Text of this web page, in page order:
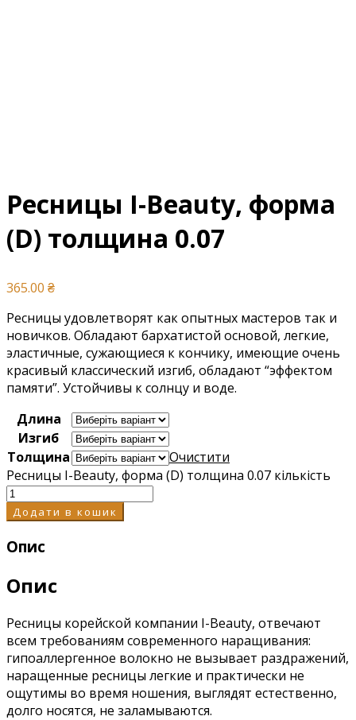
Ресницы I-Beauty, форма
(D) толщина 0.07
365.00 ₴
Ресницы удовлетворят как опытных мастеров так и
новичков. Обладают бархатистой основой, легкие,
эластичные, сужающиеся к кончику, имеющие очень
красивый классический изгиб, обладают “эффектом
памяти”. Устойчивы к солнцу и воде.
Длина
Изгиб
Толщина
Очистити
Ресницы I-Beauty, форма (D) толщина 0.07 кількість
Додати в кошик
Опис
Опис
Ресницы корейской компании I-Beauty, отвечают
всем требованиям современного наращивания:
гипоаллергенное волокно не вызывает раздражений,
наращенные ресницы легкие и практически не
ощутимы во время ношения, выглядят естественно,
долго носятся, не заламываются.